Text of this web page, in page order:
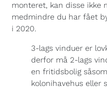
monteret, kan disse ikke
medmindre du har fået
i 2020.
3-lags vinduer er
derfor må 2-lags
en fritidsbolig
kolonihavehus eller